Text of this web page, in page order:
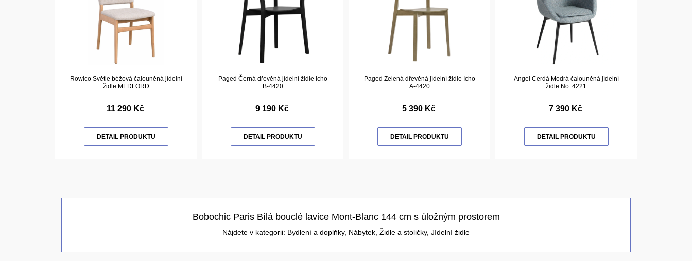
Rowico Světle béžová čalouněná jídelní
židle MEDFORD
11 290 Kč
DETAIL PRODUKTU
Paged Černá dřevěná jídelní židle Icho
B-4420
9 190 Kč
DETAIL PRODUKTU
Paged Zelená dřevěná jídelní židle Icho
A-4420
5 390 Kč
DETAIL PRODUKTU
Angel Cerdá Modrá čalouněná jídelní
židle No. 4221
7 390 Kč
DETAIL PRODUKTU
Bobochic Paris Bílá bouclé lavice Mont-Blanc 144 cm s úložným prostorem
Nájdete v kategorii: Bydlení a doplňky, Nábytek Židle a stoličky, Jídelní židle